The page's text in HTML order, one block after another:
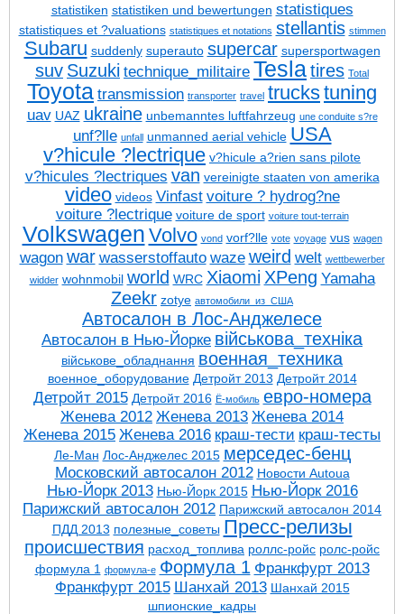
statistiken statistiken und bewertungen statistiques
statistiques et ?valuations statistiques et notations stellantis stimmen
Subaru suddenly superauto supercar supersportwagen
suv Suzuki technique_militaire Teslatires Total
Toyota transmission transporter travel truckstuning
uav UAZ ukraine unbemanntes luftfahrzeug une conduite s?re
unf?lle unfall unmanned aerial vehicle USA
v?hicule ?lectrique v?hicule a?rien sans pilote
v?hicules ?lectriques van vereinigte staaten von amerika
video videos Vinfast voiture ? hydrog?ne
voiture ?lectrique voiture de sport voiture tout-terrain
Volkswagen Volvo vond vorf?lle vote voyage vus wagen
wagon war wasserstoffauto waze weird welt wettbewerber
widder wohnmobil world WRC Xiaomi XPeng Yamaha
Zeekr zotye автомобили_из_США
Автосалон в Лос-Анджелесе
Автосалон в Нью-Йорке військова_техніка
військове_обладнання военная_техника
военное_оборудование Детройт 2013 Детройт 2014
Детройт 2015 Детройт 2016 Ё-мобиль евро-номера
Женева 2012 Женева 2013 Женева 2014
Женева 2015 Женева 2016 краш-тести краш-тесты
Ле-Ман Лос-Анджелес 2015 мерседес-бенц
Московский автосалон 2012 Новости Autoua
Нью-Йорк 2013 Нью-Йорк 2015 Нью-Йорк 2016
Парижский автосалон 2012 Парижский автосалон 2014
ПДД 2013 полезные_советы Пресс-релизы
проиcшествия расход_топлива роллс-ройс ролс-ройс
формула 1 формула-е Формула 1 Франкфурт 2013
Франкфурт 2015 Шанхай 2013 Шанхай 2015
шпионские_кадры